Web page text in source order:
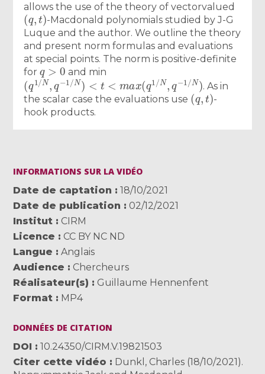
allows the use of the theory of vectorvalued
(q,t)
-Macdonald polynomials studied by J-G
Luque and the author. We outline the theory
and present norm formulas and evaluations
at special points. The norm is positive-definite
for
q>0
and min
(q1 /N, q−1/N) <t<m 1 N,q N)
. As in
the scalar case the evaluations use
( q, t)
-
hook products.
INFORMATIONS SUR LA VIDÉO
Date de captation
18/10/2021
Date de publication
02/12/2021
Institut
CIRM
Licence
CC BY NC ND
Langue
Anglais
Audience
Chercheurs
Réalisateur(s)
Guillaume Hennenfent
Format
MP4
DONNÉES DE CITATION
DOI
10.24350/CIRM.V.19821503
Citer cette vidéo
Dunkl, Charles (18/10/2021).